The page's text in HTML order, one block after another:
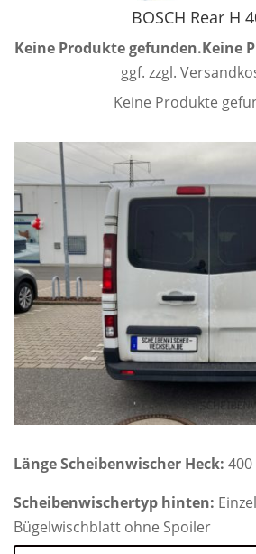
BOSCH Rear H
Keine Produkte gefunden.Keine
ggf. zzgl.
Keine Produkte
Länge Scheibenwischer Heck:
Scheibenwischertyp hinten:
Bügelwischblatt ohne Spoiler